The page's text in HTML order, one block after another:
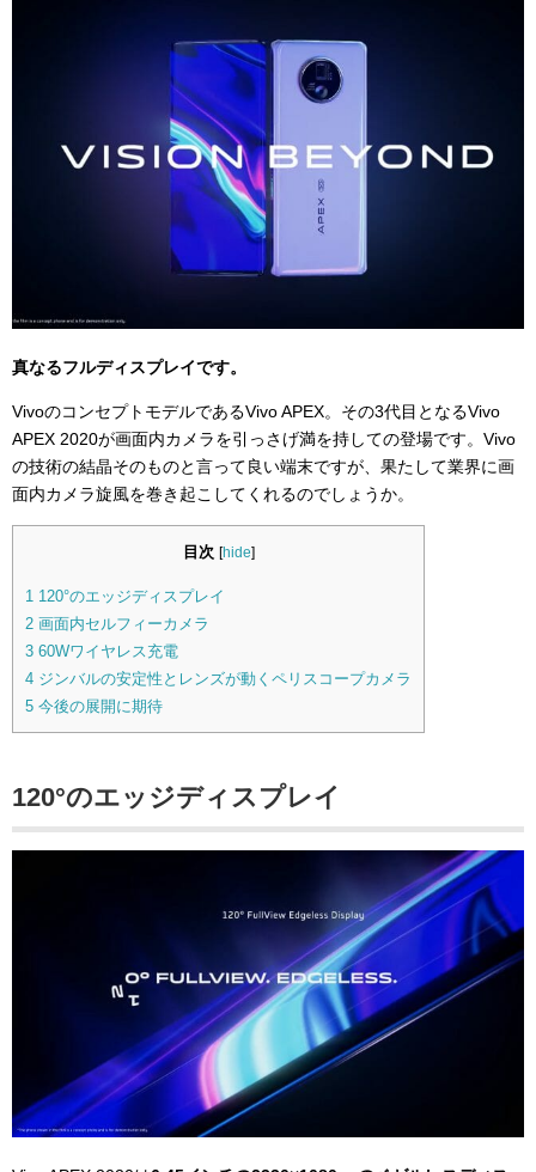
真なるフルディスプレイです。
VivoのコンセプトモデルであるVivo APEX。その3代目となるVivo
APEX 2020が画面内カメラを引っさげ満を持しての登場です。Vivo
の技術の結晶そのものと言って良い端末ですが、果たして業界に画
面内カメラ旋風を巻き起こしてくれるのでしょうか。
目次 [hide]
1 120°のエッジディスプレイ
2 画面内セルフィーカメラ
3 60Wワイヤレス充電
4 ジンバルの安定性とレンズが動くペリスコープカメラ
5 今後の展開に期待
120°のエッジディスプレイ